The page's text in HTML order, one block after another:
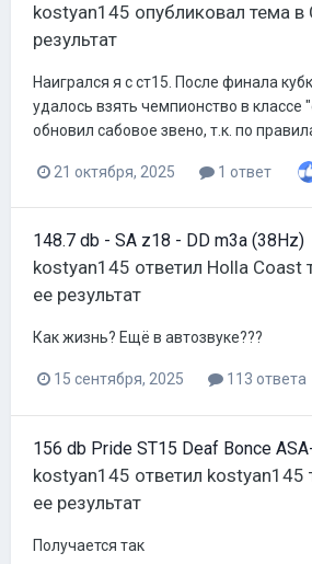
kostyan145 опубликовал тема в
результат
Наигрался я с ст15. После финала
удалось взять чемпионство в классе
обновил сабовое звено, т.к. по
21 октября, 2025 1 ответ
148.7 db - SA z18 - DD m3a (38Hz)
kostyan145 ответил Holla Coast
ее результат
Как жизнь? Ещё в автозвуке???
15 сентября, 2025 113 ответа
156 db Pride ST15 Deaf Bonce
kostyan145 ответил kostyan145
ее результат
Получается так